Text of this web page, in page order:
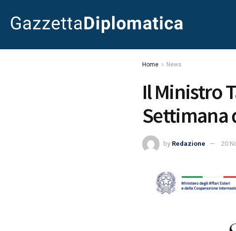
Home News
Il Ministro
Settimana
by Redazione 20